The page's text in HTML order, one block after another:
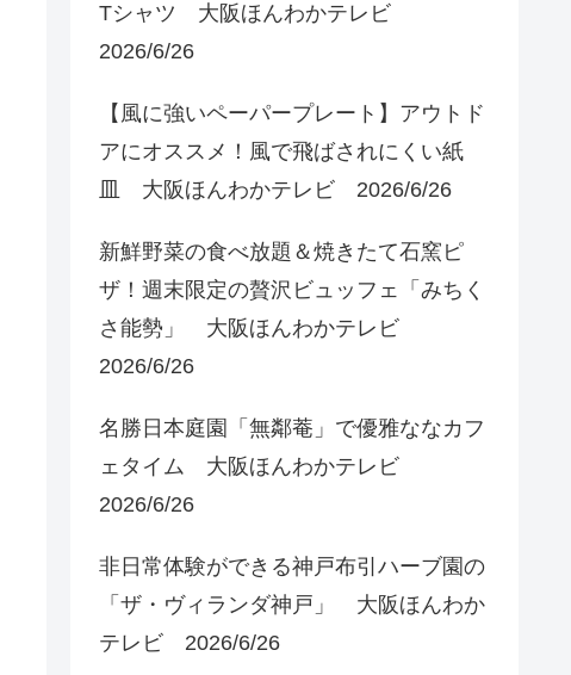
Tシャツ 大阪ほんわかテレビ
2026/6/26
【風に強いペーパープレート】アウトド
アにオススメ！風で飛ばされにくい紙
皿 大阪ほんわかテレビ 2026/6/26
新鮮野菜の食べ放題＆焼きたて石窯ピ
ザ！週末限定の贅沢ビュッフェ「みちく
さ能勢」 大阪ほんわかテレビ
2026/6/26
名勝日本庭園「無鄰菴」で優雅ななカフ
ェタイム 大阪ほんわかテレビ
2026/6/26
非日常体験ができる神戸布引ハーブ園の
「ザ・ヴィランダ神戸」 大阪ほんわか
テレビ 2026/6/26